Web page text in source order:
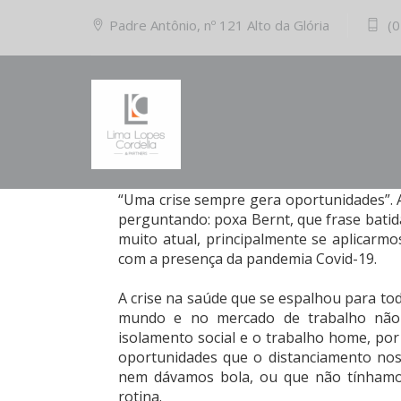
Padre Antônio, nº 121 Alto da Glória
Oportunidades em meio a pandemia
“Uma crise sempre gera
perguntando: poxa Bernt, que frase
muito atual, principalmente se
com a presença da pandemia Covid-19.
A crise na saúde que se espalhou para
mundo e no mercado de trabalho
isolamento social e o trabalho home,
oportunidades que o distanciamento
nem dávamos bola, ou que não
rotina.